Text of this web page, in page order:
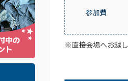
参加費
※直接会場へお越し